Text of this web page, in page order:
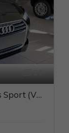
AUDI A4 2.0 TDI S-Tronic Business Sport (VIRTUAL+FARI FULL LED+NAVI)